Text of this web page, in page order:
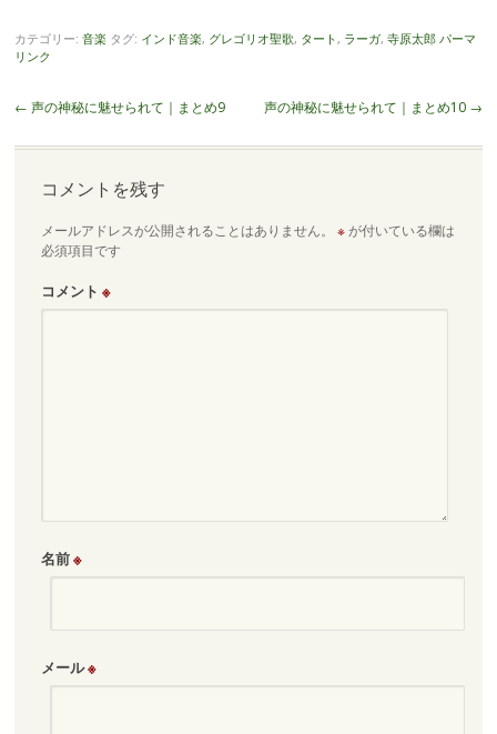
カテゴリー: 音楽 タグ: インド音楽, グレゴリオ聖歌, タート, ラーガ, 寺原太郎 パーマ
リンク
投
ナ
← 声の神秘に魅せられて｜まとめ9 声の神秘に魅せられて｜まとめ10 →
コメントを残す
メールアドレスが公開されることはありません。 ※が付いている欄は
必須項目です
コメント ※
名前※
メール※